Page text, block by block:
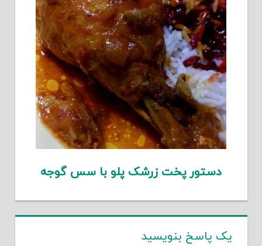
دستور پخت زرشک پلو با سس گوجه
یک پاسخ بنویسید